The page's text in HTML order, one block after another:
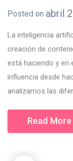
Posted on abril
La inteligencia
creación de
está haciendo y en
influencia desde
analizamos las
Read More